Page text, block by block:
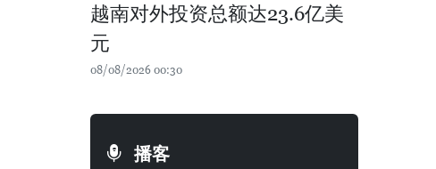
越南对外投资总额达23.6亿美
元
08/08/2026 00:30
播客